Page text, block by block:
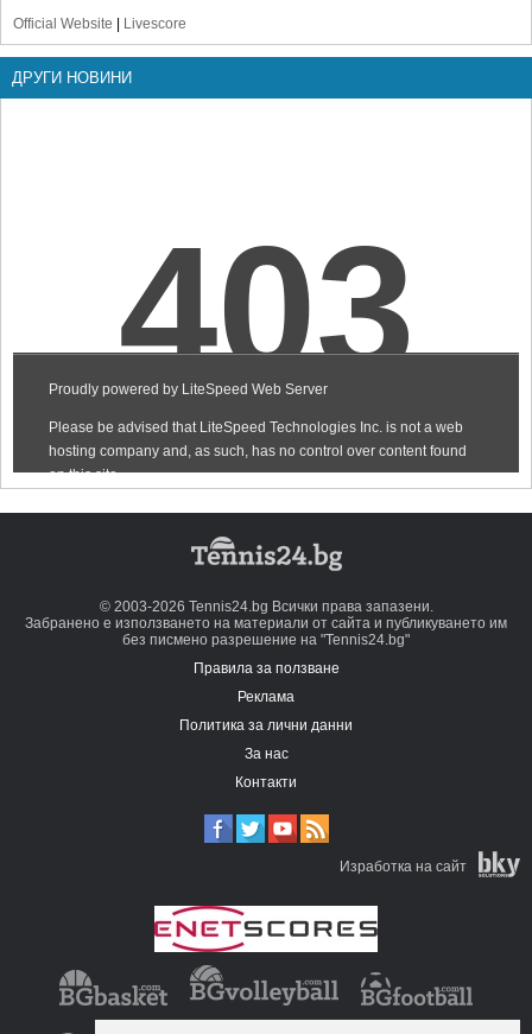
Official Website | Livescore
ДРУГИ НОВИНИ
© 2003-2026 Tennis24.bg Всички права запазени.
Забранено е използването на материали от сайта и публикуването им
без писмено разрешение на "Tennis24.bg"
Правила за ползване
Реклама
Политика за лични данни
За нас
Контакти
Изработка на сайт